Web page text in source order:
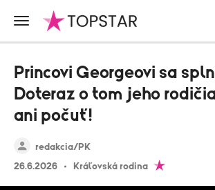
redakcia/PK
26.6.2026
Kráľovská rodina
Princovi Georgeovi sa
Doteraz o tom jeho
ani počuť!